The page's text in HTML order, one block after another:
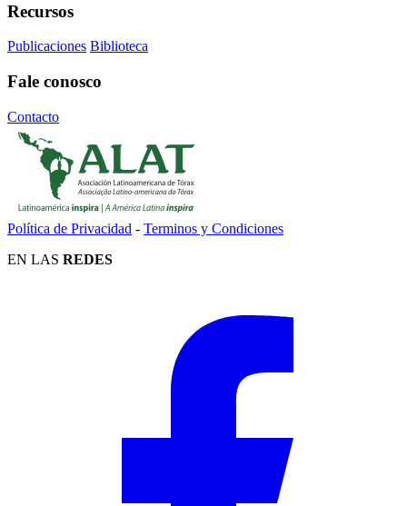
Recursos
Publicaciones Biblioteca
Fale conosco
Contacto
Política de Privacidad - Terminos y Condiciones
EN LAS REDES